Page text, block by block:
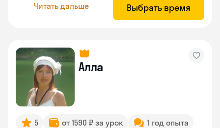
Читать дальше Выбрать время
Алла
5 от 1590 ₽ за урок
1 год опыта